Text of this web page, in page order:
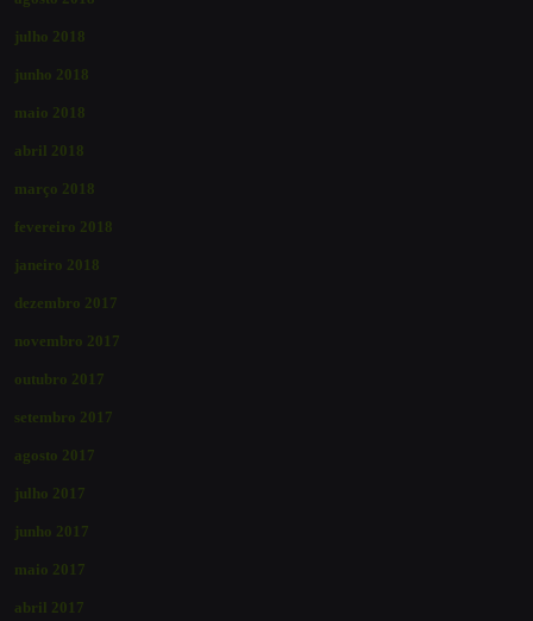
julho 2018
junho 2018
maio 2018
abril 2018
março 2018
fevereiro 2018
janeiro 2018
dezembro 2017
novembro 2017
outubro 2017
setembro 2017
agosto 2017
julho 2017
junho 2017
maio 2017
abril 2017